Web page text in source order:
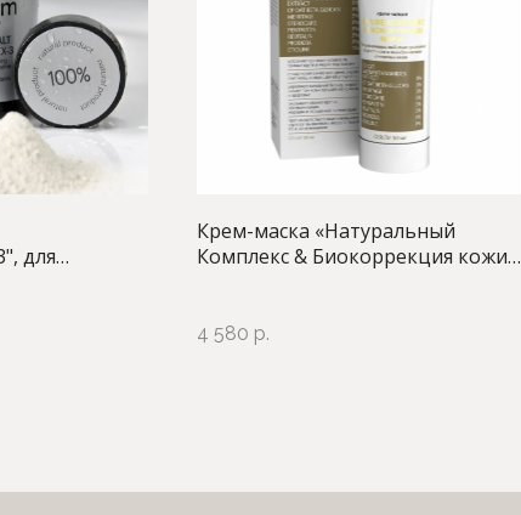
для
Крем-маска «Натуральный
Комплекс & Биокоррекция кожи»,
4 580 р.